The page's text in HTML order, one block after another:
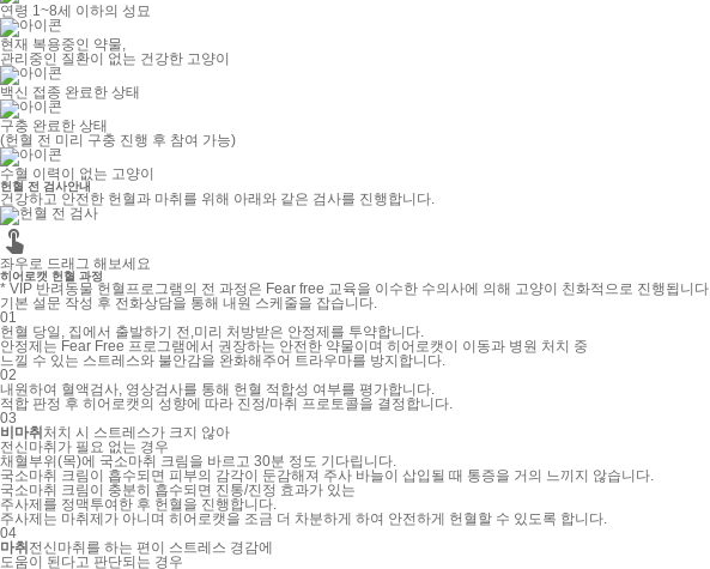
연령 1~8세 이하의 성묘
현재 복용중인 약물,
관리중인 질환이 없는 건강한 고양이
백신 접종 완료한 상태
구충 완료한 상태
(헌혈 전 미리 구충 진행 후 참여 가능)
수혈 이력이 없는 고양이
헌혈 전 검사안내
건강하고 안전한 헌혈과 마취를 위해 아래와 같은 검사를 진행합니다.

좌우로 드래그 해보세요
히어로캣 헌혈 과정
* VIP 반려동물 헌혈프로그램의 전 과정은 Fear free 교육을 이수한 수의사에 의해 고양이 친화적으로 진행됩니다.
기본 설문 작성 후 전화상담을 통해 내원 스케줄을 잡습니다.
01
헌혈 당일, 집에서 출발하기 전,미리 처방받은 안정제를 투약합니다.
안정제는 Fear Free 프로그램에서 권장하는 안전한 약물이며 히어로캣이 이동과 병원 처치 중
느낄 수 있는 스트레스와 불안감을 완화해주어 트라우마를 방지합니다.
02
내원하여 혈액검사, 영상검사를 통해 헌혈 적합성 여부를 평가합니다.
적합 판정 후 히어로캣의 성향에 따라 진정/마취 프로토콜을 결정합니다.
03
비마취처치 시 스트레스가 크지 않아
전신마취가 필요 없는 경우
채혈부위(목)에 국소마취 크림을 바르고 30분 정도 기다립니다.
국소마취 크림이 흡수되면 피부의 감각이 둔감해져 주사 바늘이 삽입될 때 통증을 거의 느끼지 않습니다.
국소마취 크림이 충분히 흡수되면 진통/진정 효과가 있는
주사제를 정맥투여한 후 헌혈을 진행합니다.
주사제는 마취제가 아니며 히어로캣을 조금 더 차분하게 하여 안전하게 헌혈할 수 있도록 합니다.
04
마취전신마취를 하는 편이 스트레스 경감에
도움이 된다고 판단되는 경우